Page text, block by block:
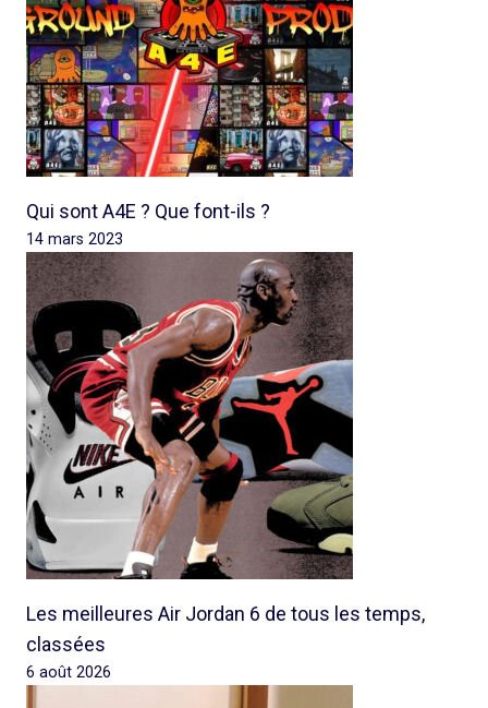
Qui sont A4E ? Que font-ils ?
14 mars 2023
Les meilleures Air Jordan 6 de tous les temps,
classées
6 août 2026